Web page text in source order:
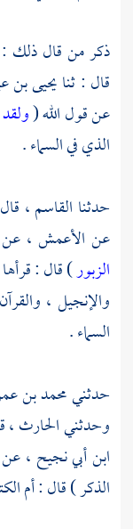
ذكر من قال
قال : ثنايحيى بن
عن قول الله (
الذي في السماء .
حدثنا القاسم،
عن الأعمش ، عن
الزبور) قال : قرأها
والإنجيل ،
السماء .
حدثنيمحمد بن
وحدثنيالحارث،
ابن أبي نجيح ، عن
الذكر ) قال : أم